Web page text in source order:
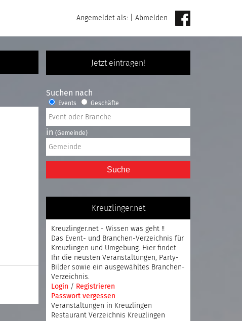
Angemeldet als: Abmelden
Jetzt eintragen!
Suchen nach
Events Geschäfte
in (Gemeinde)
Suche
Kreuzlinger.net
Kreuzlinger.net - Wissen was geht !!
Das Event- und Branchen-Verzeichnis für
Kreuzlingen und Umgebung. Hier findet
Ihr die neusten Veranstaltungen, Party-
Bilder sowie ein ausgewähltes Branchen-
Verzeichnis.
Login / Registrieren
Passwort vergessen
Veranstaltungen in Kreuzlingen
Restaurant Verzeichnis Kreuzlingen